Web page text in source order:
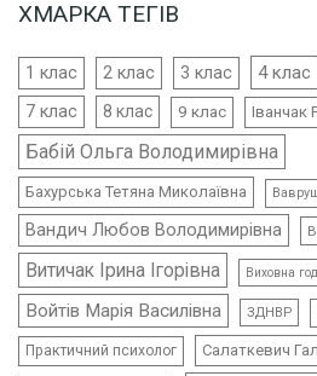
ХМАРКА ТЕГІВ
1 клас 2 клас 3 клас 4 клас
7 клас 8 клас 9 клас Іванчак
Бабій Ольга Володимирівна
Бахурська Тетяна Миколаївна
Вандич Любов Володимирівна
Витичак Ірина Ігорівна Виховна
Войтів Марія Василівна ЗДНВР
Практичний психолог Салаткевич